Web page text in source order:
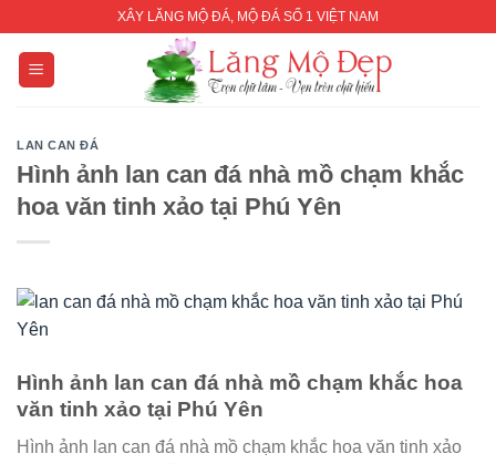
content
XÂY LĂNG MỘ ĐÁ, MỘ ĐÁ SỐ 1 VIỆT NAM
LAN CAN ĐÁ
Hình ảnh lan can đá nhà mồ chạm khắc
hoa văn tinh xảo tại Phú Yên
Hình ảnh lan can đá nhà mồ chạm khắc hoa
văn tinh xảo tại Phú Yên
Hình ảnh lan can đá nhà mồ chạm khắc hoa văn tinh xảo